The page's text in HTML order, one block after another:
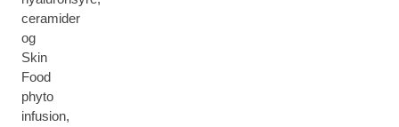
ceramider
og
Skin
Food
phyto
infusion,